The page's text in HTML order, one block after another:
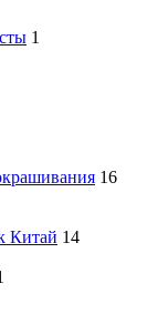
1
16
Китай 14